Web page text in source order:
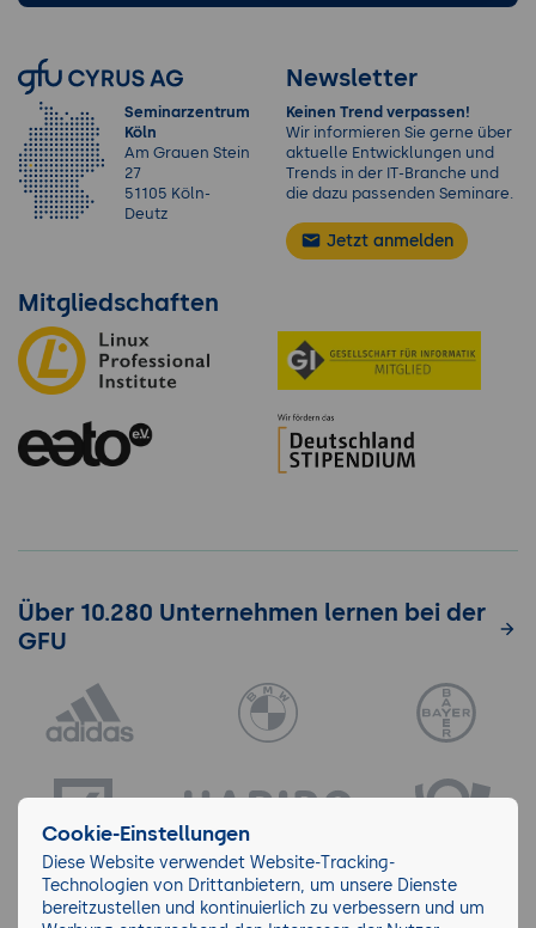
Seminarzentrum
Köln
Am Grauen Stein
27
51105 Köln-
Deutz
Newsletter
Keinen Trend verpassen!
Wir informieren Sie gerne über
aktuelle Entwicklungen und
Trends in der IT-Branche und
die dazu passenden Seminare.
Jetzt anmelden
Mitgliedschaften
Über 10.280 Unternehmen lernen bei der
GFU
Cookie-Einstellungen
Diese Website verwendet Website-Tracking-
Technologien von Drittanbietern, um unsere Dienste
bereitzustellen und kontinuierlich zu verbessern und um